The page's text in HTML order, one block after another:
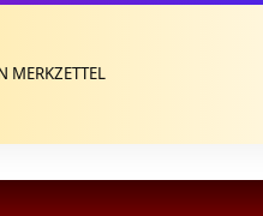
MERKZETTEL